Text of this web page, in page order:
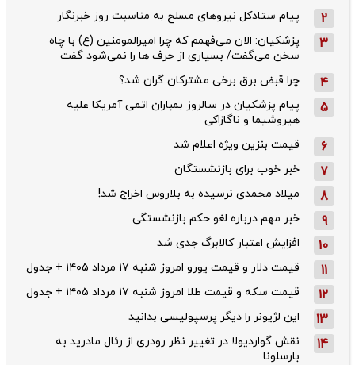
2 پیام ستادکل نیروهای مسلح به مناسبت روز خبرنگار
3
پزشکیان: الان می‌فهمم که چرا امیرالمومنین (ع) با چاه
سخن می‌گفت/ بسیاری از حرف ها را نمی‌شود گفت
4 چرا قبض برق برخی مشترکان گران شد؟
5
پیام پزشکیان در سالروز بمباران اتمی آمریکا علیه
هیروشیما و ناگازاکی
6 قیمت بنزین ویژه اعلام شد
7 خبر خوب برای بازنشستگان
8 میلاد محمدی نرسیده به بلاروس اخراج شد!
9 خبر مهم درباره لغو حکم بازنشستگی
10 افزایش اعتبار کالابرگ جدی شد
11 قیمت دلار و قیمت یورو امروز شنبه ۱۷ مرداد ۱۴۰۵ + جدول
12 قیمت سکه و قیمت طلا امروز شنبه ۱۷ مرداد ۱۴۰۵ + جدول
13 این لژیونر را دیگر پرسپولیسی بدانید
14
نقش گواردیولا در تغییر نظر رودری از رئال مادرید به
بارسلونا